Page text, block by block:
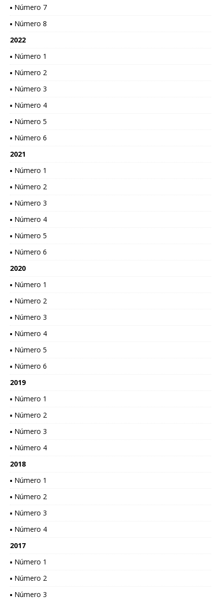
▪ Número 7
▪ Número 8
2022
▪ Número 1
▪ Número 2
▪ Número 3
▪ Número 4
▪ Número 5
▪ Número 6
2021
▪ Número 1
▪ Número 2
▪ Número 3
▪ Número 4
▪ Número 5
▪ Número 6
2020
▪ Número 1
▪ Número 2
▪ Número 3
▪ Número 4
▪ Número 5
▪ Número 6
2019
▪ Número 1
▪ Número 2
▪ Número 3
▪ Número 4
2018
▪ Número 1
▪ Número 2
▪ Número 3
▪ Número 4
2017
▪ Número 1
▪ Número 2
▪ Número 3